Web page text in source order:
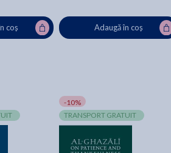
coș Adaugă în coș
-10%
TRANSPORT GRATUIT